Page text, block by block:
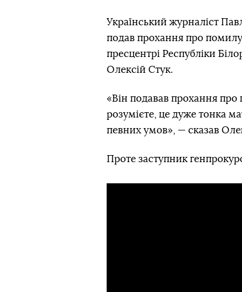
Український журналіст
подав прохання про
пресцентрі Республіки
Олексій Стук.
«Він подавав прохання про
розумієте, це дуже тонка
певних умов», — сказав
Проте заступник